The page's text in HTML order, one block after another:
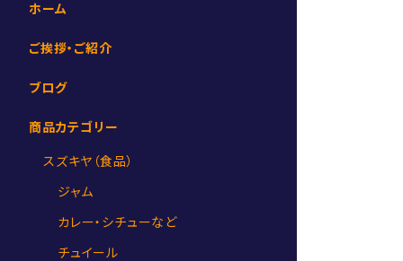
ホーム
ご挨拶・ご紹介
ブログ
商品カテゴリー
スズキヤ（食品）
ジャム
カレー・シチューなど
チュイール